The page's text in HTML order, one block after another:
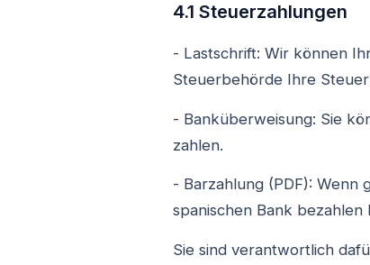
4.1 Steuerzahlungen
- Lastschrift: Wir können
Steuerbehörde Ihre
- Banküberweisung: Sie
zahlen.
- Barzahlung (PDF):
spanischen Bank bezahlen
Sie sind verantwortlich